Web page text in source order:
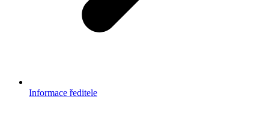
Informace ředitele